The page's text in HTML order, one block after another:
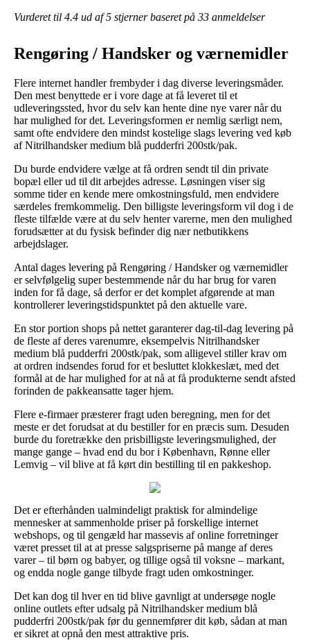
Vurderet til 4.4 ud af 5 stjerner baseret på 33 anmeldelser
Rengøring / Handsker og værnemidler
Flere internet handler frembyder i dag diverse leveringsmåder.
Den mest benyttede er i vore dage at få leveret til et
udleveringssted, hvor du selv kan hente dine nye varer når du
har mulighed for det. Leveringsformen er nemlig særligt nem,
samt ofte endvidere den mindst kostelige slags levering ved køb
af Nitrilhandsker medium blå pudderfri 200stk/pak.
Du burde endvidere vælge at få ordren sendt til din private
bopæl eller ud til dit arbejdes adresse. Løsningen viser sig
somme tider en kende mere omkostningsfuld, men endvidere
særdeles fremkommelig. Den billigste leveringsform vil dog i de
fleste tilfælde være at du selv henter varerne, men den mulighed
forudsætter at du fysisk befinder dig nær netbutikkens
arbejdslager.
Antal dages levering på Rengøring / Handsker og værnemidler
er selvfølgelig super bestemmende når du har brug for varen
inden for få dage, så derfor er det komplet afgørende at man
kontrollerer leveringstidspunktet på den aktuelle vare.
En stor portion shops på nettet garanterer dag-til-dag levering på
de fleste af deres varenumre, eksempelvis Nitrilhandsker
medium blå pudderfri 200stk/pak, som alligevel stiller krav om
at ordren indsendes forud for et besluttet klokkeslæt, med det
formål at de har mulighed for at nå at få produkterne sendt afsted
forinden de pakkeansatte tager hjem.
Flere e-firmaer præsterer fragt uden beregning, men for det
meste er det forudsat at du bestiller for en præcis sum. Desuden
burde du foretrække den prisbilligste leveringsmulighed, der
mange gange – hvad end du bor i København, Rønne eller
Lemvig – vil blive at få kørt din bestilling til en pakkeshop.
Det er efterhånden ualmindeligt praktisk for almindelige
mennesker at sammenholde priser på forskellige internet
webshops, og til gengæld har massevis af online forretninger
været presset til at at presse salgspriserne på mange af deres
varer – til børn og babyer, og tillige også til voksne – markant,
og endda nogle gange tilbyde fragt uden omkostninger.
Det kan dog til hver en tid blive gavnligt at undersøge nogle
online outlets efter udsalg på Nitrilhandsker medium blå
pudderfri 200stk/pak før du gennemfører dit køb, sådan at man
er sikret at opnå den mest attraktive pris.